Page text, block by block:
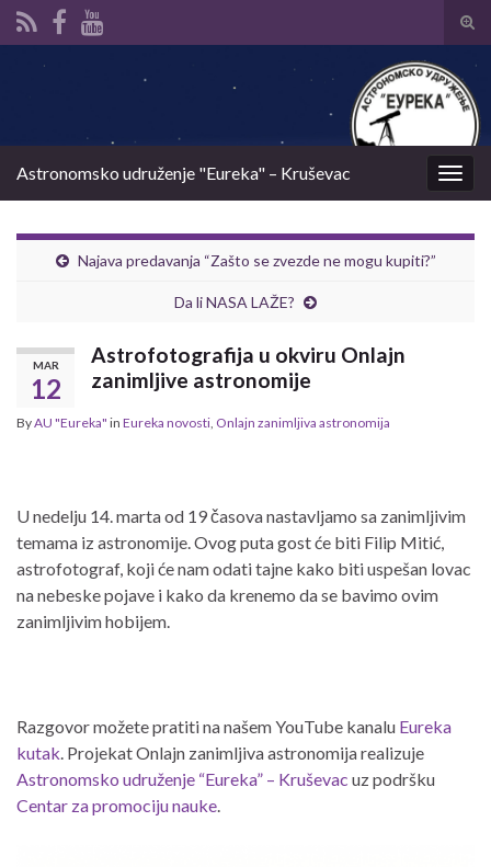
Astronomsko udruženje "Eureka" – Kruševac
Najava predavanja “Zašto se zvezde ne mogu kupiti?”
Da li NASA LAŽE?
MAR
12
Astrofotografija u okviru Onlajn
zanimljive astronomije
ByAU "Eureka" in Eureka novosti, Onlajn zanimljiva astronomija
U nedelju 14. marta od 19 časova nastavljamo sa zanimljivim
temama iz astronomije. Ovog puta gost će biti Filip Mitić,
astrofotograf, koji će nam odati tajne kako biti uspešan lovac
na nebeske pojave i kako da krenemo da se bavimo ovim
zanimljivim hobijem.
Razgovor možete pratiti na našem YouTube kanalu Eureka
kutak. Projekat Onlajn zanimljiva astronomija realizuje
Astronomsko udruženje “Eureka” – Kruševac uz podršku
Centar za promociju nauke.